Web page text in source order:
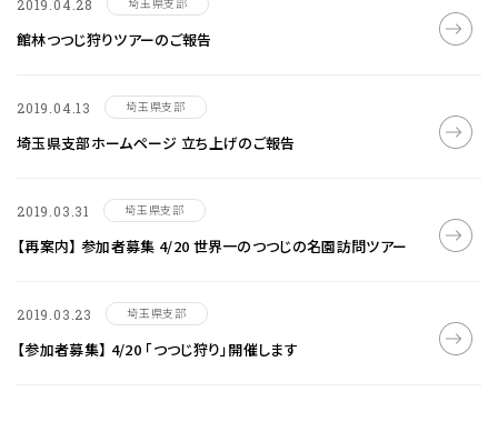
2019.04.28
館林つつじ狩りツアーのご報告
2019.04.13 埼玉県支部
埼玉県支部ホームページ 立ち上げのご報告
2019.03.31 埼玉県支部
【再案内】 参加者募集 4/20 世界一のつつじの名園訪問ツアー
2019.03.23 埼玉県支部
【参加者募集】 4/20 「つつじ狩り」開催します